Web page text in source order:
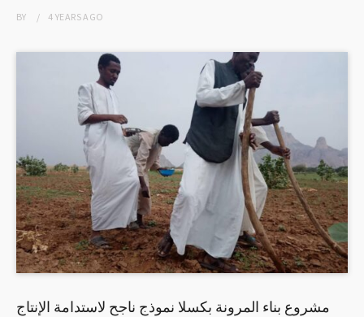
BY 4 YEARSAGO
مشروع بناء المرونة بكسلا نموذج ناجح لاستدامة الإنتاج